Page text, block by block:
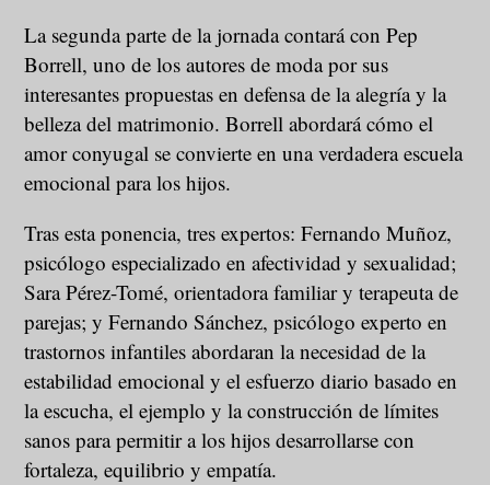
La segunda parte de la jornada contará con Pep
Borrell, uno de los autores de moda por sus
interesantes propuestas en defensa de la alegría y la
belleza del matrimonio. Borrell abordará cómo el
amor conyugal se convierte en una verdadera escuela
emocional para los hijos.
Tras esta ponencia, tres expertos: Fernando Muñoz,
psicólogo especializado en afectividad y sexualidad;
Sara Pérez-Tomé, orientadora familiar y terapeuta de
parejas; y Fernando Sánchez, psicólogo experto en
trastornos infantiles abordaran la necesidad de la
estabilidad emocional y el esfuerzo diario basado en
la escucha, el ejemplo y la construcción de límites
sanos para permitir a los hijos desarrollarse con
fortaleza, equilibrio y empatía.